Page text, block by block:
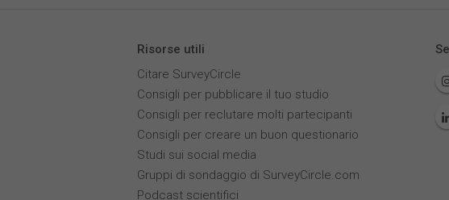
Risorse utili
Citare SurveyCircle
Consigli per pubblicare il tuo studio
Consigli per reclutare molti partecipanti
Consigli per creare un buon questionario
Studi sui social media
Gruppi di sondaggio di SurveyCircle.com
Podcast scientifici